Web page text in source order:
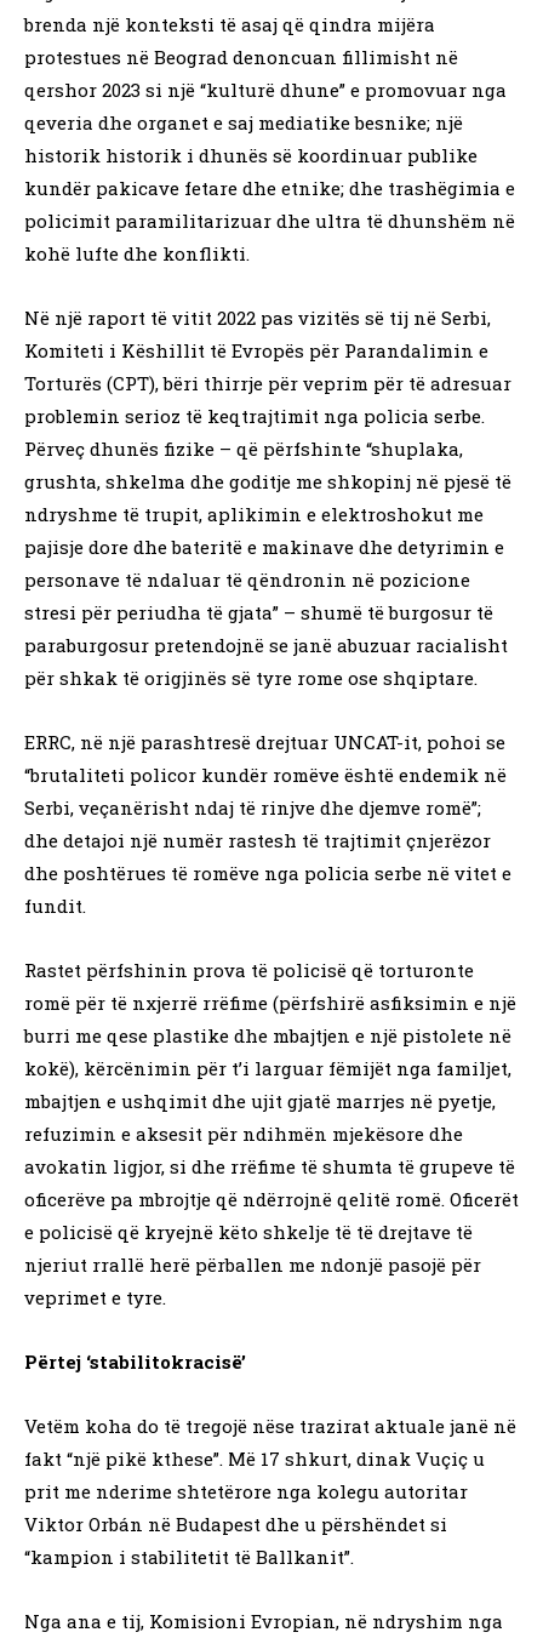
brenda një konteksti të asaj që qindra mijëra
protestues në Beograd denoncuan fillimisht në
qershor 2023 si një “kulturë dhune” e promovuar nga
qeveria dhe organet e saj mediatike besnike; një
historik historik i dhunës së koordinuar publike
kundër pakicave fetare dhe etnike; dhe trashëgimia e
policimit paramilitarizuar dhe ultra të dhunshëm në
kohë lufte dhe konflikti.
Në një raport të vitit 2022 pas vizitës së tij në Serbi,
Komiteti i Këshillit të Evropës për Parandalimin e
Torturës (CPT), bëri thirrje për veprim për të adresuar
problemin serioz të keqtrajtimit nga policia serbe.
Përveç dhunës fizike – që përfshinte “shuplaka,
grushta, shkelma dhe goditje me shkopinj në pjesë të
ndryshme të trupit, aplikimin e elektroshokut me
pajisje dore dhe bateritë e makinave dhe detyrimin e
personave të ndaluar të qëndronin në pozicione
stresi për periudha të gjata” – shumë të burgosur të
paraburgosur pretendojnë se janë abuzuar racialisht
për shkak të origjinës së tyre rome ose shqiptare.
ERRC, në një parashtresë drejtuar UNCAT-it, pohoi se
“brutaliteti policor kundër romëve është endemik në
Serbi, veçanërisht ndaj të rinjve dhe djemve romë”;
dhe detajoi një numër rastesh të trajtimit çnjerëzor
dhe poshtërues të romëve nga policia serbe në vitet e
fundit.
Rastet përfshinin prova të policisë që torturonte
romë për të nxjerrë rrëfime (përfshirë asfiksimin e një
burri me qese plastike dhe mbajtjen e një pistolete në
kokë), kërcënimin për t’i larguar fëmijët nga familjet,
mbajtjen e ushqimit dhe ujit gjatë marrjes në pyetje,
refuzimin e aksesit për ndihmën mjekësore dhe
avokatin ligjor, si dhe rrëfime të shumta të grupeve të
oficerëve pa mbrojtje që ndërrojnë qelitë romë. Oficerët
e policisë që kryejnë këto shkelje të të drejtave të
njeriut rrallë herë përballen me ndonjë pasojë për
veprimet e tyre.
Përtej ‘stabilitokracisë’
Vetëm koha do të tregojë nëse trazirat aktuale janë në
fakt “një pikë kthese”. Më 17 shkurt, dinak Vuçiç u
prit me nderime shtetërore nga kolegu autoritar
Viktor Orbán në Budapest dhe u përshëndet si
“kampion i stabilitetit të Ballkanit”.
Nga ana e tij, Komisioni Evropian, në ndryshim nga